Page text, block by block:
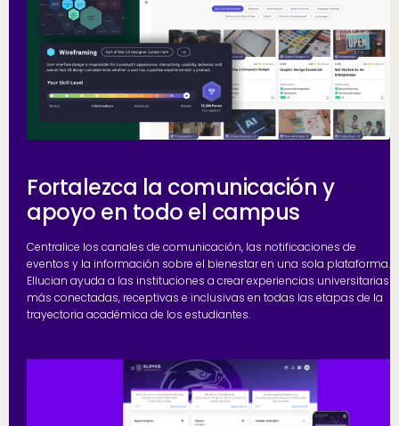
Fortalezca la comunicación y
apoyo en todo el campus
Centralice los canales de comunicación, las notificaciones de
eventos y la información sobre el bienestar en una sola plataforma.
Ellucian ayuda a las instituciones a crear experiencias universitarias
más conectadas, receptivas e inclusivas en todas las etapas de la
trayectoria académica de los estudiantes.